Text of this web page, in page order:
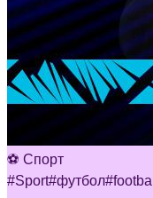
⚽ Спорт
#Sport#футбол#football